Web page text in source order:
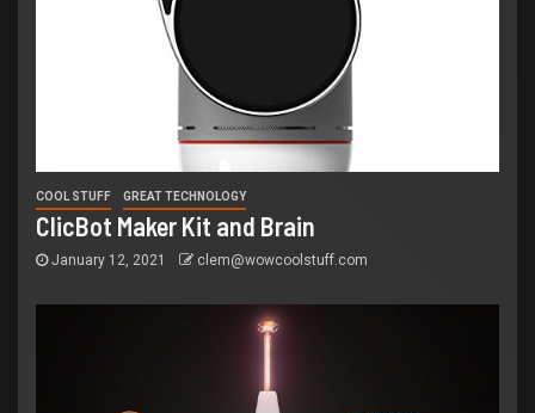
COOL STUFF GREAT TECHNOLOGY
ClicBot Maker Kit and Brain
January 12, 2021 clem@wowcoolstuff.com